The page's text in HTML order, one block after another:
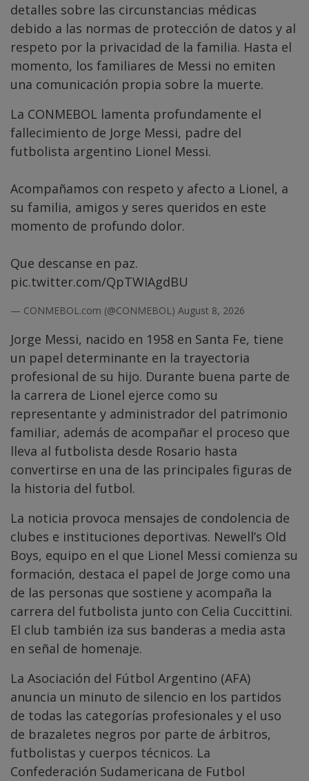
detalles sobre las circunstancias médicas
debido a las normas de protección de datos y al
respeto por la privacidad de la familia. Hasta el
momento, los familiares de Messi no emiten
una comunicación propia sobre la muerte.
La CONMEBOL lamenta profundamente el
fallecimiento de Jorge Messi, padre del
futbolista argentino Lionel Messi.
Acompañamos con respeto y afecto a Lionel, a
su familia, amigos y seres queridos en este
momento de profundo dolor.
Que descanse en paz.
pic.twitter.com/QpTWIAgdBU
— CONMEBOL.com (@CONMEBOL) August 8, 2026
Jorge Messi, nacido en 1958 en Santa Fe, tiene
un papel determinante en la trayectoria
profesional de su hijo. Durante buena parte de
la carrera de Lionel ejerce como su
representante y administrador del patrimonio
familiar, además de acompañar el proceso que
lleva al futbolista desde Rosario hasta
convertirse en una de las principales figuras de
la historia del futbol.
La noticia provoca mensajes de condolencia de
clubes e instituciones deportivas. Newell’s Old
Boys, equipo en el que Lionel Messi comienza su
formación, destaca el papel de Jorge como una
de las personas que sostiene y acompaña la
carrera del futbolista junto con Celia Cuccittini.
El club también iza sus banderas a media asta
en señal de homenaje.
La Asociación del Fútbol Argentino (AFA)
anuncia un minuto de silencio en los partidos
de todas las categorías profesionales y el uso
de brazaletes negros por parte de árbitros,
futbolistas y cuerpos técnicos. La
Confederación Sudamericana de Futbol